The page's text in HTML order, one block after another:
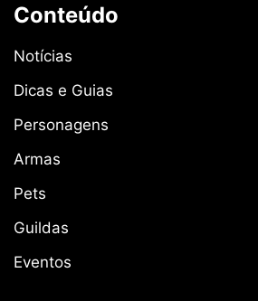
Conteúdo
Notícias
Dicas e Guias
Personagens
Armas
Pets
Guildas
Eventos